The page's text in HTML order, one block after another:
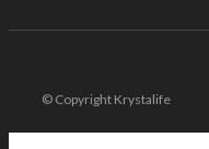
© Copyright Krystalife